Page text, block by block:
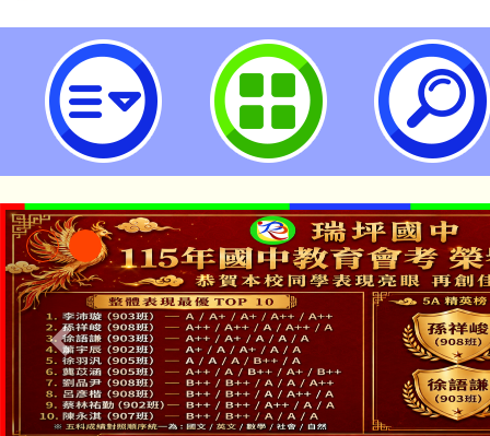
桃園市立瑞坪國民中學
「本色祭」8/29、30在